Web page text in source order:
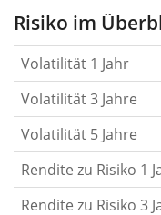
Aktie, des ETF,
gelten im
berechnen die
letzten 1, 3 und 5
die
oder schwächer
findest du in
Risiko im
Volatilität 1 Jahr
Volatilität 3 Jahre
Volatilität 5 Jahre
Rendite zu Risiko 1
Rendite zu Risiko 3